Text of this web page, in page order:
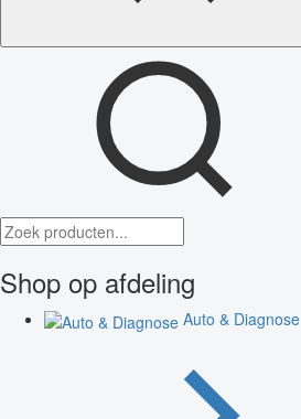
Shop op afdeling
Auto & Diagnose